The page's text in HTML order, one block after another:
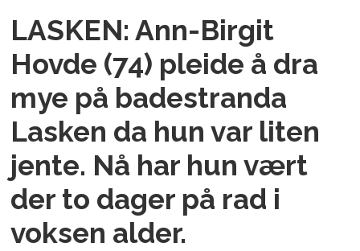
LASKEN: Ann-Birgit
Hovde (74) pleide å dra
mye på badestranda
Lasken da hun var liten
jente. Nå har hun vært
der to dager på rad i
voksen alder.